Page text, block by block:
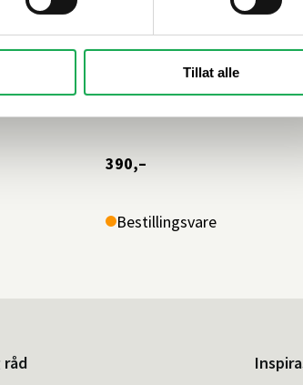
Tillat alle
Skuffematte f/
390,–
Bestillingsvare
råd